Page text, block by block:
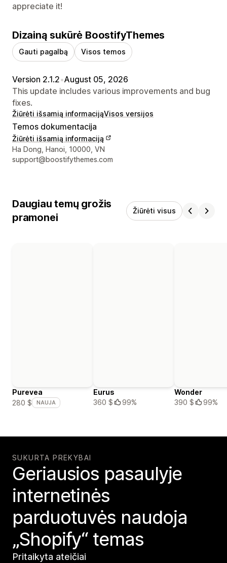
appreciate it!
Dizainą sukūrė BoostifyThemes
Gauti pagalbą Visos temos
Version 2.1.2•August 05, 2026
This update includes various improvements and bug
fixes.
Žiūrėti išsamią informacijąVisos versijos
Temos dokumentacija
Žiūrėti išsamią informaciją
Kūrėjo kontaktiniai duomenys
Ha Dong, Hanoi, 10000, VN
support@boostifythemes.com
Daugiau temų grožis
pramonei
Žiūrėti visus
Purevea
280 $
NAUJA
Eurus
360 $
99%
Wonder
390 $
99%
SUKURTA PREKYBAI
Geriausios pasaulyje
internetinės
parduotuvės naudoja
„Shopify“ temas
Pritaikyta ateičiai